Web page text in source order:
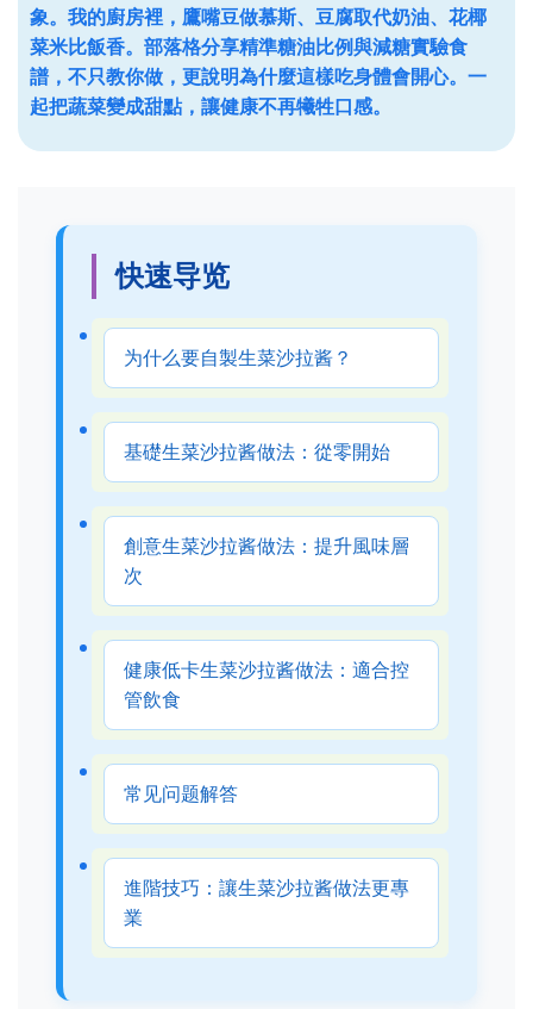
象。我的廚房裡，鷹嘴豆做慕斯、豆腐取代奶油、花椰
菜米比飯香。部落格分享精準糖油比例與減糖實驗食
譜，不只教你做，更說明為什麼這樣吃身體會開心。一
起把蔬菜變成甜點，讓健康不再犧牲口感。
快速导览
为什么要自製生菜沙拉酱？
基礎生菜沙拉酱做法：從零開始
創意生菜沙拉酱做法：提升風味層
次
健康低卡生菜沙拉酱做法：適合控
管飲食
常见问题解答
進階技巧：讓生菜沙拉酱做法更專
業